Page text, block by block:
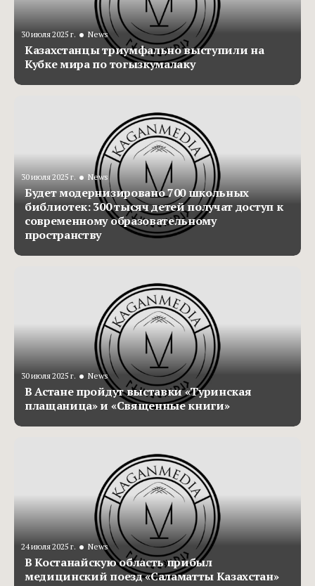
30 июля 2025 г. • News
Казахстанцы триумфально выступили на
Кубке мира по тогызкумалаку
30 июля 2025 г. • News
Будет модернизировано 700 школьных
библиотек: 300 тысяч детей получат доступ к
современному образовательному
пространству
30 июля 2025 г. • News
В Астане пройдут выставки «Туринская
плащаница» и «Священные книги»
24 июля 2025 г. • News
В Костанайскую область прибыл
медицинский поезд «Саламатты Казахстан»